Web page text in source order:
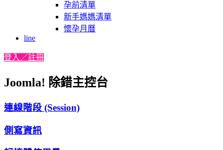
孕前清單
新手媽媽清單
懷孕月曆
line
登入／註冊
Joomla! 除錯主控台
連線階段 (Session)
側寫資訊